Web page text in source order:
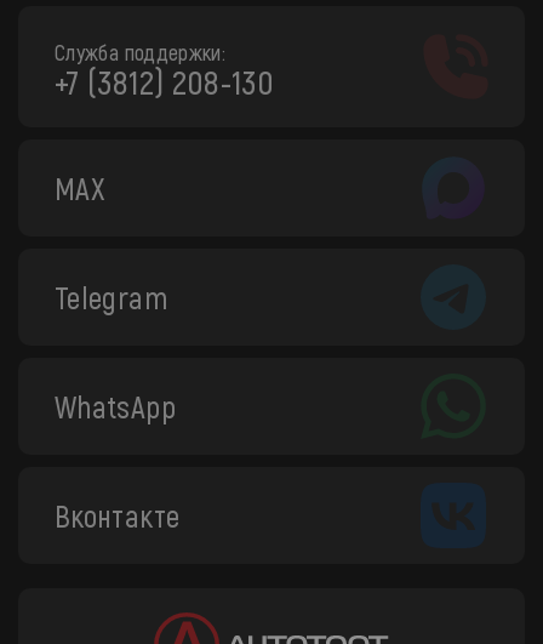
Служба поддержки:
+7 (3812) 208-130
MAX
Telegram
WhatsApp
Вконтакте